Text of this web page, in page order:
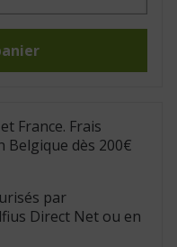
France. Frais
dès 200€
par
Direct Net ou en